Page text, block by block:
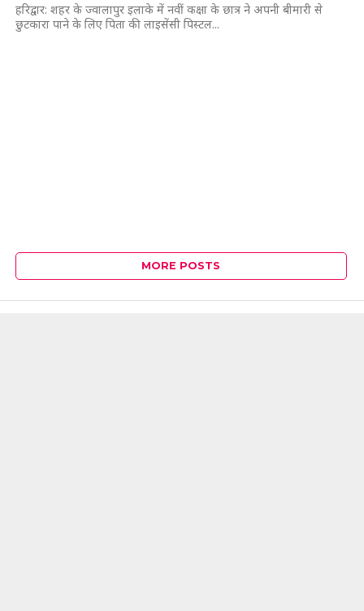
हरिद्वार: शहर के ज्वालापुर इलाके में नवीं कक्षा के छात्र ने अपनी बीमारी से
छुटकारा पाने के लिए पिता की लाइसेंसी पिस्टल...
MORE POSTS